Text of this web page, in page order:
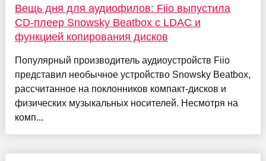
Вещь дня для аудиофилов: Fiio выпустила
CD-плеер Snowsky Beatbox с LDAC и
функцией копирования дисков
Популярный производитель аудиоустройств Fiio
представил необычное устройство Snowsky Beatbox,
рассчитанное на поклонников компакт-дисков и
физических музыкальных носителей. Несмотря на
комп...